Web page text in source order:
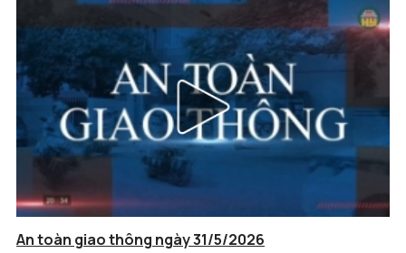
An toàn giao thông ngày 31/5/2026